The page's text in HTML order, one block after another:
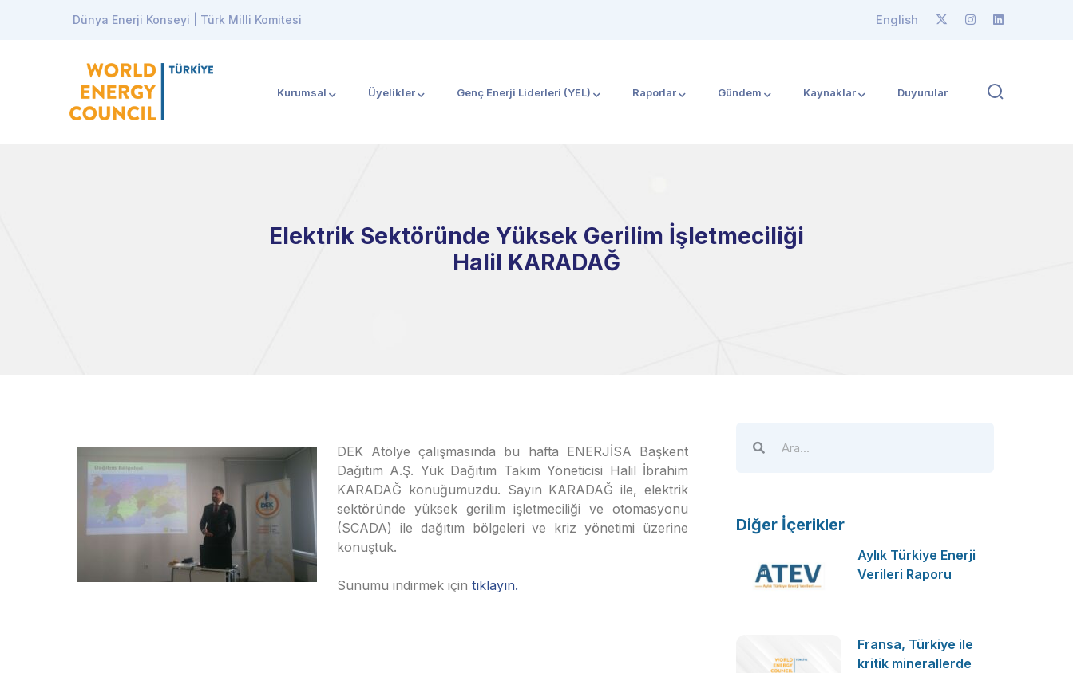
Dünya Enerji Konseyi | Türk Milli Komitesi English
Kurumsal Üyelikler Genç Enerji Liderleri (YEL) Raporlar Gündem Kaynaklar Duyurular
Elektrik Sektöründe Yüksek Gerilim İşletmeciliği
Halil KARADAĞ
DEK Atölye çalışmasında bu hafta ENERJİSA Başkent
Dağıtım A.Ş. Yük Dağıtım Takım Yöneticisi Halil İbrahim
KARADAĞ konuğumuzdu. Sayın KARADAĞ ile, elektrik
sektöründe yüksek gerilim işletmeciliği ve otomasyonu
(SCADA) ile dağıtım bölgeleri ve kriz yönetimi üzerine
konuştuk.
Sunumu indirmek için tıklayın.
Diğer İçerikler
Aylık Türkiye Enerji
Verileri Raporu
Fransa, Türkiye ile
kritik minerallerde